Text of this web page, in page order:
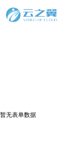
在线培训
暂无表单数据